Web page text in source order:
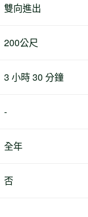
雙向進出
200公尺
3 小時 30 分鐘
-
全年
否